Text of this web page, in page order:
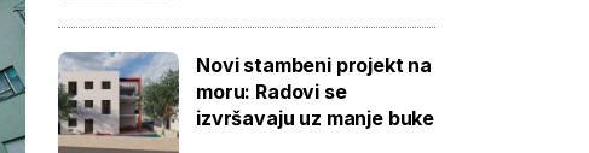
Novi stambeni projekt na
moru: Radovi se
izvršavaju uz manje buke